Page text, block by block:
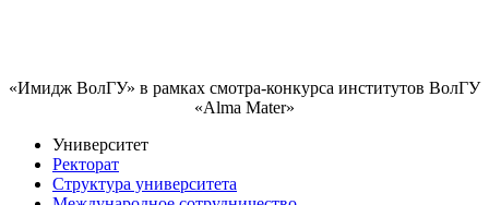
«Имидж ВолГУ» в рамках смотра-конкурса институтов ВолГУ
«Alma Mater»
Университет
Ректорат
Структура университета